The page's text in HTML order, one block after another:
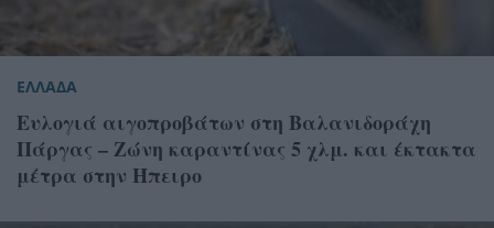
ΕΛΛΑΔΑ
Ευλογιά αιγοπροβάτων στη Βαλανιδοράχη
Πάργας – Ζώνη καραντίνας 5 χλμ. και έκτακτα
μέτρα στην Ήπειρο